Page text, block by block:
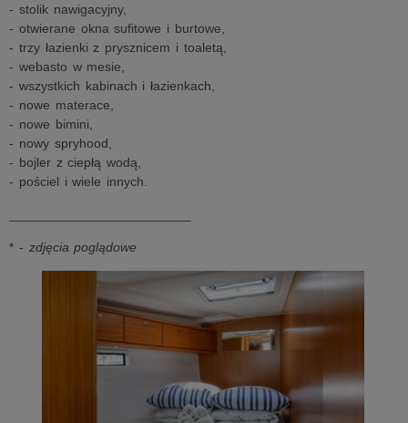
- stolik nawigacyjny,
- otwierane okna sufitowe i burtowe,
- trzy łazienki z prysznicem i toaletą,
- webasto w mesie,
- wszystkich kabinach i łazienkach,
- nowe materace,
- nowe bimini,
- nowy spryhood,
- bojler z ciepłą wodą,
- pościel i wiele innych.
* - zdjęcia poglądowe